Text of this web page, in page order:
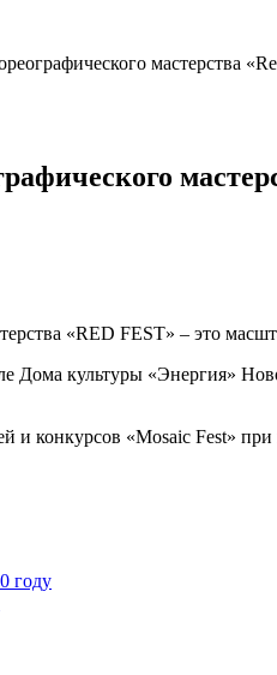
мастерства
«RED FEST» – это
Дома культуры «Энергия»
и конкурсов «Mosaic Fest»
году